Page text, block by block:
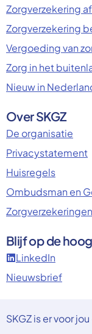
Zorgverzekering
Zorgverzekering
Vergoeding van
Zorg in het
Nieuw in
Over SKGZ
De organisatie
Privacystatement
Huisregels
Ombudsman en
Zorgverzekeringen
Blijf op de
LinkedIn
Nieuwsbrief
SKGZ is er voor